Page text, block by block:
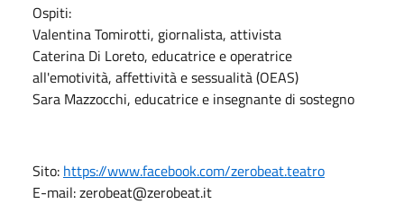
Ospiti:
Valentina Tomirotti, giornalista, attivista
Caterina Di Loreto, educatrice e operatrice
all'emotività, affettività e sessualità (OEAS)
Sara Mazzocchi, educatrice e insegnante di sostegno
Sito: https://www.facebook.com/zerobeat.teatro
E-mail: zerobeat@zerobeat.it